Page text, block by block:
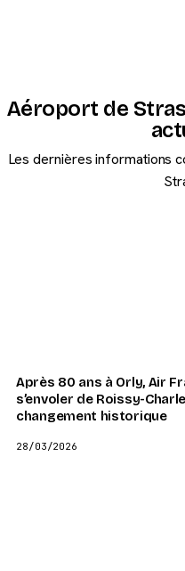
Aéroport de
Les dernières informations
Après 80 ans à Orly, Air
s’envoler de Roissy-
changement historique
28/03/2026